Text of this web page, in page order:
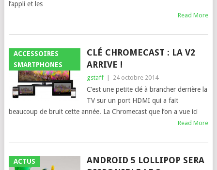
l’appli et les
Read More
ACCESSOIRES
SMARTPHONES
CLÉ CHROMECAST : LA V2
ARRIVE !
gstaff 24 octobre 2014
C’est une petite clé à brancher derrière la
TV sur un port HDMI qui a fait
beaucoup de bruit cette année. La Chromecast que l’on a vue ici
Read More
ACTUS
ANDROID 5 LOLLIPOP SERA